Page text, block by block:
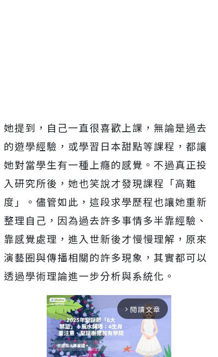
她提到，自己一直很喜歡上課，無論是過去
的遊學經驗，或學習日本甜點等課程，都讓
她對當學生有一種上癮的感覺。不過真正投
入研究所後，她也笑說才發現課程「高難
度」。儘管如此，這段求學歷程也讓她重新
整理自己，因為過去許多事情多半靠經驗、
靠感覺處理，進入世新後才慢慢理解，原來
演藝圈與傳播相關的許多現象，其實都可以
透過學術理論進一步分析與系統化。
arrow_forward_ios 閱讀文章